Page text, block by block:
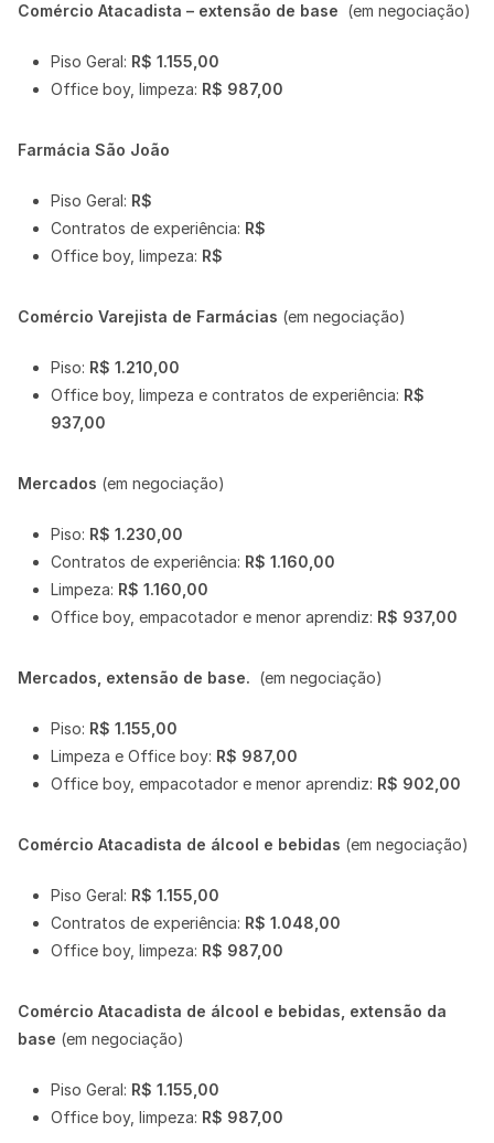
Comércio Atacadista – extensão de base (em negociação)
Piso Geral: R$ 1.155,00
Office boy, limpeza: R$ 987,00
Farmácia São João
Piso Geral: R$
Contratos de experiência: R$
Office boy, limpeza: R$
Comércio Varejista de Farmácias (em negociação)
Piso: R$ 1.210,00
Office boy, limpeza e contratos de experiência: R$
937,00
Mercados (em negociação)
Piso: R$ 1.230,00
Contratos de experiência: R$ 1.160,00
Limpeza: R$ 1.160,00
Office boy, empacotador e menor aprendiz: R$ 937,00
Mercados, extensão de base. (em negociação)
Piso: R$ 1.155,00
Limpeza e Office boy: R$ 987,00
Office boy, empacotador e menor aprendiz: R$ 902,00
Comércio Atacadista de álcool e bebidas (em negociação)
Piso Geral: R$ 1.155,00
Contratos de experiência: R$ 1.048,00
Office boy, limpeza: R$ 987,00
Comércio Atacadista de álcool e bebidas, extensão da
base (em negociação)
Piso Geral: R$ 1.155,00
Office boy, limpeza: R$ 987,00